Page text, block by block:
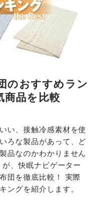
のおすすめラン
商品を比較
い、接触冷感素材を使
ろな製品があって、ど
品なのかわかりません
、快眠ナビゲーター
団を徹底比較！ 実際
ングを紹介します。